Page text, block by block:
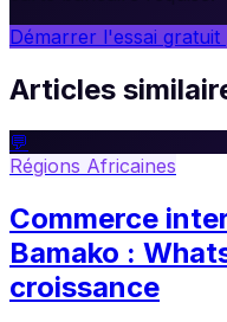
Démarrer l'essai gratuit
Articles
💬
Régions Africaines
Commerce
Bamako :
croissance